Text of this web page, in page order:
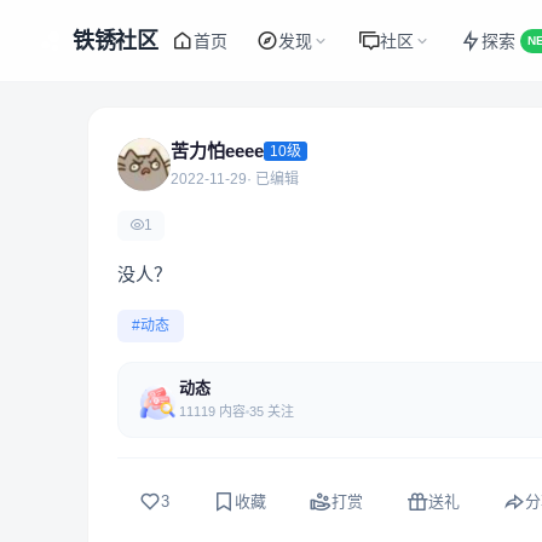
铁锈社区 首页 发现 社区 探索
苦力怕eeee 10级
2022-11-29· 已编辑
1
没人？
#动态
动态
11119 内容 35 关注
3 收藏 打赏 送礼